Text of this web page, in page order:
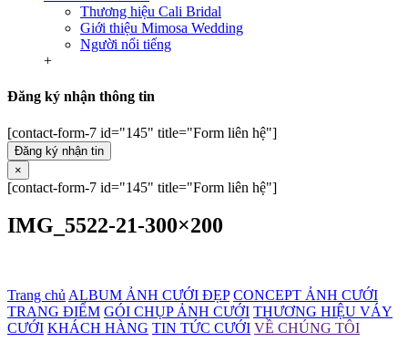
Thương hiệu Cali Bridal
Giới thiệu Mimosa Wedding
Người nổi tiếng
+
Đăng ký nhận thông tin
[contact-form-7 id="145" title="Form liên hệ"]
Đăng ký nhận tin
×
[contact-form-7 id="145" title="Form liên hệ"]
IMG_5522-21-300×200
Trang chủ ALBUM ẢNH CƯỚI ĐẸP CONCEPT ẢNH CƯỚI
TRANG ĐIỂM GÓI CHỤP ẢNH CƯỚI THƯƠNG HIỆU VÁY
CƯỚI KHÁCH HÀNG TIN TỨC CƯỚI VỀ CHÚNG TÔI